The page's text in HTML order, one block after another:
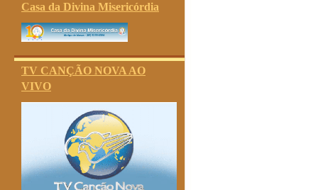
Casa da Divina Misericórdia
TV CANÇÃO NOVA AO
VIVO